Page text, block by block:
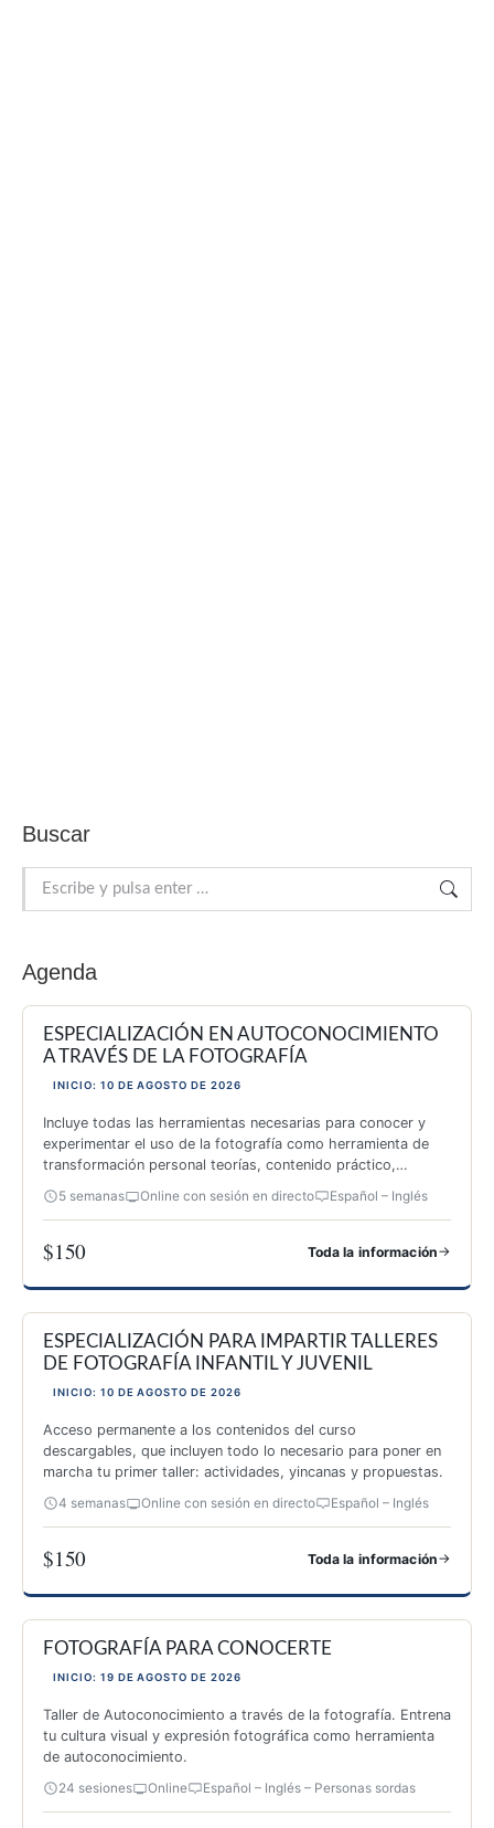
Buscar
Buscar:
Agenda
ESPECIALIZACIÓN EN AUTOCONOCIMIENTO
A TRAVÉS DE LA FOTOGRAFÍA
INICIO: 10 DE AGOSTO DE 2026
Incluye todas las herramientas necesarias para conocer y
experimentar el uso de la fotografía como herramienta de
transformación personal teorías, contenido práctico,
5 semanas Online con sesión en directo Español – Inglés
$150 Toda la información→
ESPECIALIZACIÓN PARA IMPARTIR TALLERES
DE FOTOGRAFÍA INFANTIL Y JUVENIL
INICIO: 10 DE AGOSTO DE 2026
Acceso permanente a los contenidos del curso
descargables, que incluyen todo lo necesario para poner en
marcha tu primer taller: actividades, yincanas y propuestas.
4 semanas Online con sesión en directo Español – Inglés
$150 Toda la información→
FOTOGRAFÍA PARA CONOCERTE
INICIO: 19 DE AGOSTO DE 2026
Taller de Autoconocimiento a través de la fotografía. Entrena
tu cultura visual y expresión fotográfica como herramienta
de autoconocimiento.
24 sesiones Online Español – Inglés – Personas sordas